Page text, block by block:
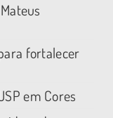
fortalecer
em Cores